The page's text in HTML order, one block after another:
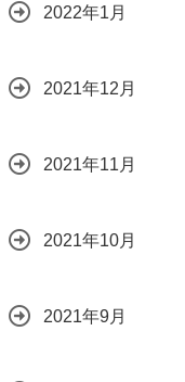
2022年1月
2021年12月
2021年11月
2021年10月
2021年9月